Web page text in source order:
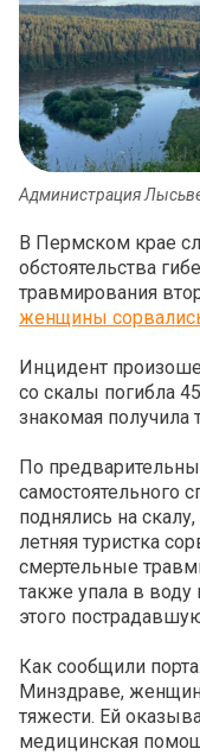
Администрация
В Пермском крае
обстоятельства
травмирования
женщины
Инцидент
со скалы погибла
знакомая получила
По
самостоятельного
поднялись на
летняя туристка
смертельные
также упала в воду
этого
Как сообщили
Минздраве,
тяжести. Ей
медицинская